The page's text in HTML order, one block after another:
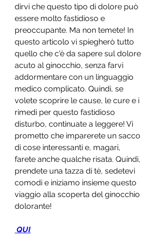
dirvi che questo tipo di dolore può
essere molto fastidioso e
preoccupante. Ma non temete! In
questo articolo vi spiegherò tutto
quello che c'è da sapere sul dolore
acuto al ginocchio, senza farvi
addormentare con un linguaggio
medico complicato. Quindi, se
volete scoprire le cause, le cure e i
rimedi per questo fastidioso
disturbo, continuate a leggere! Vi
prometto che imparerete un sacco
di cose interessanti e, magari,
farete anche qualche risata. Quindi,
prendete una tazza di tè, sedetevi
comodi e iniziamo insieme questo
viaggio alla scoperta del ginocchio
dolorante!
QUI